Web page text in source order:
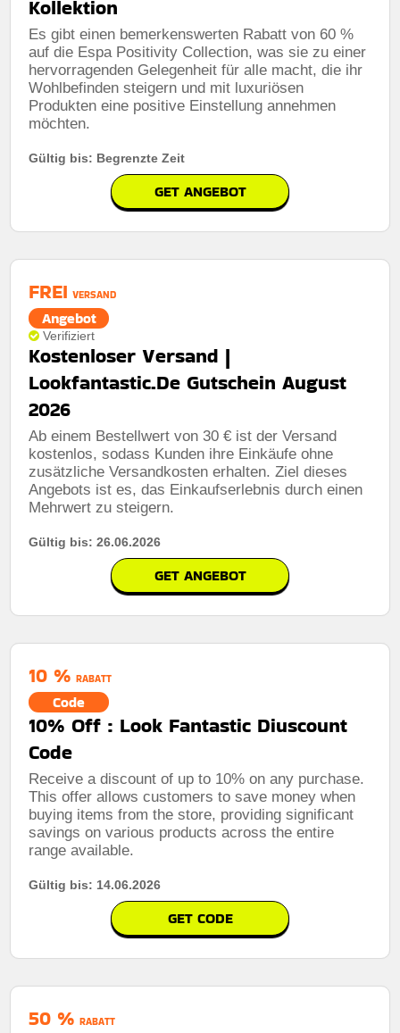
Kollektion
Es gibt einen bemerkenswerten Rabatt von 60 %
auf die Espa Positivity Collection, was sie zu einer
hervorragenden Gelegenheit für alle macht, die ihr
Wohlbefinden steigern und mit luxuriösen
Produkten eine positive Einstellung annehmen
möchten.
Gültig bis: Begrenzte Zeit
GET ANGEBOT
FREI VERSAND
Angebot
Verifiziert
Kostenloser Versand |
Lookfantastic.De Gutschein August
2026
Ab einem Bestellwert von 30 € ist der Versand
kostenlos, sodass Kunden ihre Einkäufe ohne
zusätzliche Versandkosten erhalten. Ziel dieses
Angebots ist es, das Einkaufserlebnis durch einen
Mehrwert zu steigern.
Gültig bis: 26.06.2026
GET ANGEBOT
10 % RABATT
Code
10% Off : Look Fantastic Diuscount
Code
Receive a discount of up to 10% on any purchase.
This offer allows customers to save money when
buying items from the store, providing significant
savings on various products across the entire
range available.
Gültig bis: 14.06.2026
GET CODE
50 % RABATT